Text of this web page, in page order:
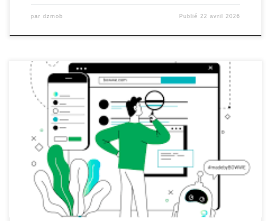
par dzmob Publié22 avril 2026
Article sur le Meilleur Référencement Optimisez votre
Référencement pour un Meilleur Positionnement en Ligne
Lorsqu’il s’agit de promouvoir votre site web et d’attirer un trafic
qualifié, le référencement est essentiel. Le référencement, ou
SEO (Search Engine Optimization), consiste à optimiser votre site
pour les moteurs de recherche afin d’améliorer sa […]